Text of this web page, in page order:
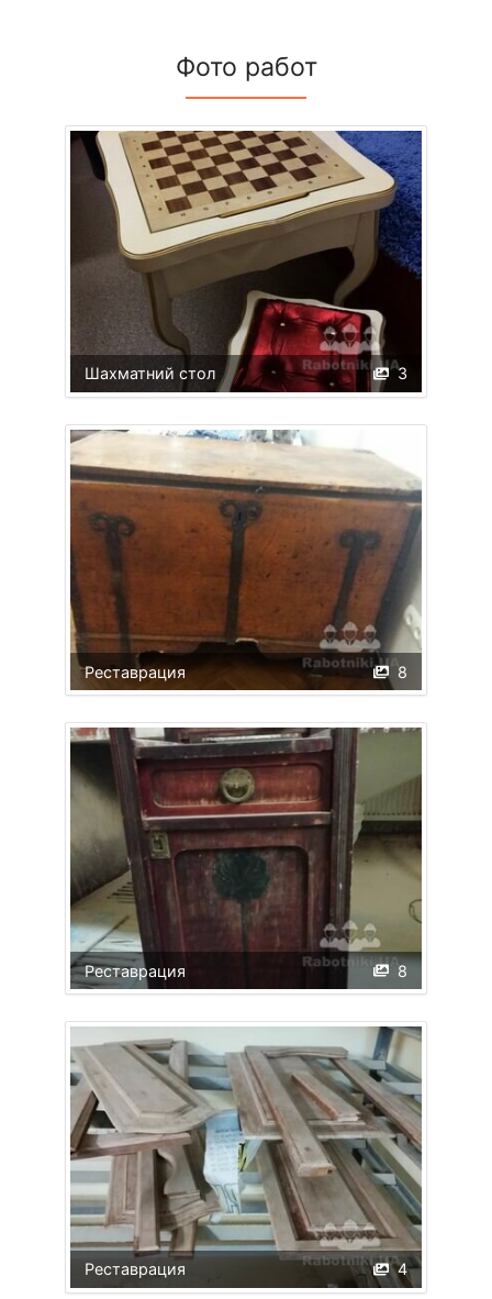
Фото работ
3
Шахматний стол
8
Реставрация
8
Реставрация
4
Реставрация